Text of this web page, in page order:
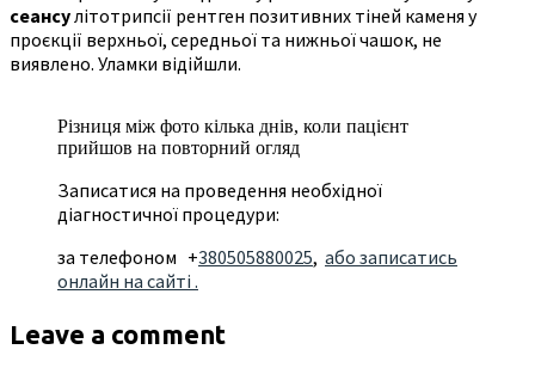
сеансу літотрипсії рентген позитивних тіней каменя у
проєкції верхньої, середньої та нижньої чашок, не
виявлено. Уламки відійшли.
Різниця між фото кілька днів, коли пацієнт
прийшов на повторний огляд
Записатися на проведення необхідної
діагностичної процедури:
за телефоном +380505880025, або записатись
онлайн на сайті .
Leave a comment